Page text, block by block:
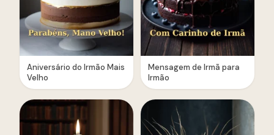
Aniversário do Irmão Mais
Velho
Mensagem de Irmã para
Irmão